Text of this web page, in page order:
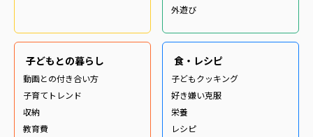
外遊び
子どもとの暮らし
動画との付き合い方
子育てトレンド
収納
教育費
食・レシピ
子どもクッキング
好き嫌い克服
栄養
レシピ